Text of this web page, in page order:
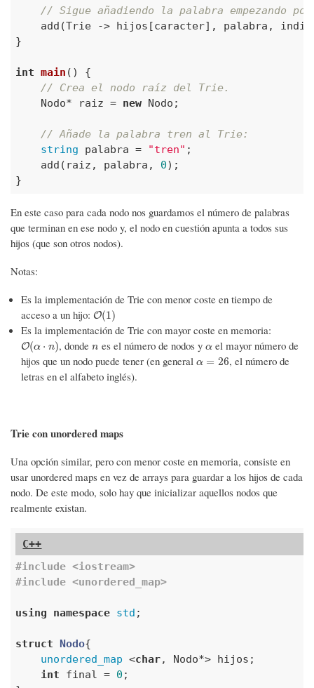
// Sigue añadiendo la palabra empezando
add(Trie -> hijos[caracter], palabra,
}
int main ()
{
// Crea el nodo raíz del Trie.
    Nodo* raiz =
new Nodo;
// Añade la palabra tren al Trie:
string palabra = "tren" ;
    add(raiz, palabra,
0);
}
En este caso para cada nodo nos guardamos el número de palabras
que terminan en ese nodo y, el nodo en cuestión apunta a todos sus
hijos (que son otros nodos).
Notas:
Es la implementación de Trie con menor coste en tiempo de
acceso a un hijo: O(1)
O(1)
Es la implementación de Trie con mayor coste en memoria:
O(α ⋅ n)
O(α⋅ n ) , donde n
n es el número de nodos y α
α el mayor número de
hijos que un nodo puede tener (en general α = 26
α=26
, el número de
letras en el alfabeto inglés).
Trie con unordered maps
Una opción similar, pero con menor coste en memoria, consiste en
usar unordered maps en vez de arrays para guardar a los hijos de cada
nodo. De este modo, solo hay que inicializar aquellos nodos que
realmente existan.
#include <iostream>
#include <unordered_map>
using namespace std ;
struct Nodo{
unordered_map <char, Nodo*> hijos;
int final = 0 ;